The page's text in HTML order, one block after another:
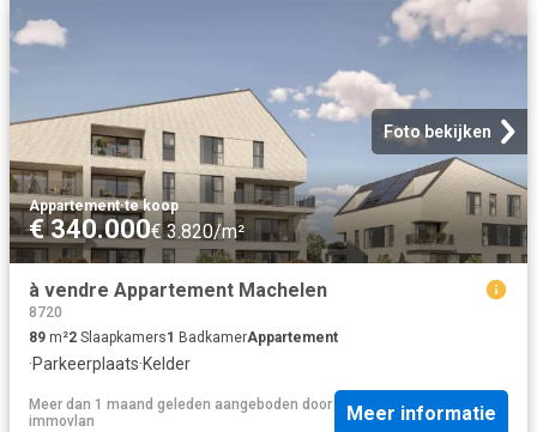
Foto bekijken
Appartement·te koop
€ 340.000€ 3.820/m²
à vendre Appartement Machelen
8720
89 m²2 Slaapkamers1 BadkamerAppartement
·Parkeerplaats·Kelder
Meer dan 1 maand geleden aangeboden door
immovlan
Meer informatie